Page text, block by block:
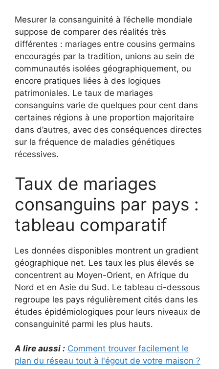
Mesurer la consanguinité à l’échelle mondiale
suppose de comparer des réalités très
différentes : mariages entre cousins germains
encouragés par la tradition, unions au sein de
communautés isolées géographiquement, ou
encore pratiques liées à des logiques
patrimoniales. Le taux de mariages
consanguins varie de quelques pour cent dans
certaines régions à une proportion majoritaire
dans d’autres, avec des conséquences directes
sur la fréquence de maladies génétiques
récessives.
Taux de mariages
consanguins par pays :
tableau comparatif
Les données disponibles montrent un gradient
géographique net. Les taux les plus élevés se
concentrent au Moyen-Orient, en Afrique du
Nord et en Asie du Sud. Le tableau ci-dessous
regroupe les pays régulièrement cités dans les
études épidémiologiques pour leurs niveaux de
consanguinité parmi les plus hauts.
A lire aussi : Comment trouver facilement le
plan du réseau tout à l'égout de votre maison ?